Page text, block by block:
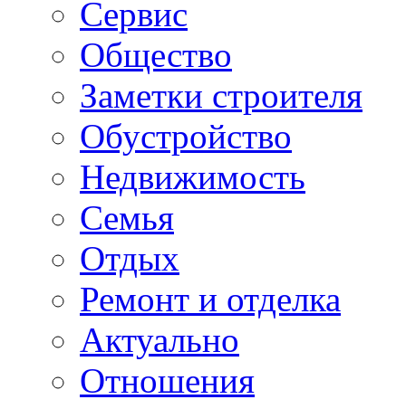
Сервис
Общество
Заметки строителя
Обустройство
Недвижимость
Семья
Отдых
Ремонт и отделка
Актуально
Отношения